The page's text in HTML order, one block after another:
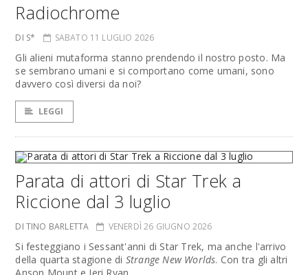
Radiochrome
DI S* SABATO 11 LUGLIO 2026
Gli alieni mutaforma stanno prendendo il nostro posto. Ma
se sembrano umani e si comportano come umani, sono
davvero così diversi da noi?
LEGGI
Parata di attori di Star Trek a
Riccione dal 3 luglio
DI TINO BARLETTA VENERDÌ 26 GIUGNO 2026
Si festeggiano i Sessant'anni di Star Trek, ma anche l'arrivo
della quarta stagione di Strange New Worlds. Con tra gli altri